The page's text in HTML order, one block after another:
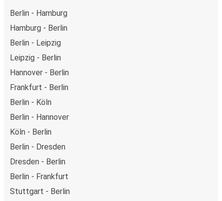
Berlin - Hamburg
Hamburg - Berlin
Berlin - Leipzig
Leipzig - Berlin
Hannover - Berlin
Frankfurt - Berlin
Berlin - Köln
Berlin - Hannover
Köln - Berlin
Berlin - Dresden
Dresden - Berlin
Berlin - Frankfurt
Stuttgart - Berlin